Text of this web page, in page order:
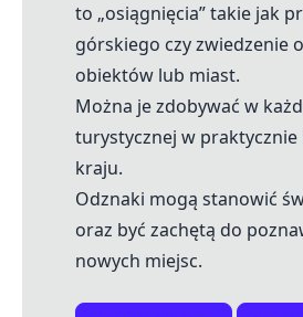
to „osiągnięcia” takie jak
górskiego czy zwiedzenie
obiektów lub miast.
Można je zdobywać w
turystycznej w praktycznie
kraju.
Odznaki mogą stanowić
oraz być zachętą do
nowych miejsc.